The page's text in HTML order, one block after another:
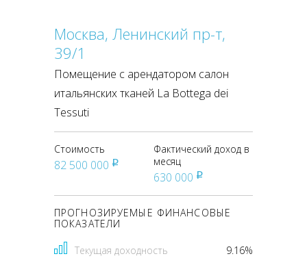
Москва, Ленинский пр-т,
39/1
Помещение с арендатором салон
итальянских тканей La Bottega dei
Tessuti
Стоимость
82 500 000 pуб
Фактический доход в
месяц
630 000 pуб
ПРОГНОЗИРУЕМЫЕ ФИНАНСОВЫЕ
ПОКАЗАТЕЛИ
Текущая доходность 9.16%